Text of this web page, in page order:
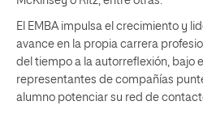
El EMBA impulsa el crecimiento y
avance en la propia carrera
del tiempo a la autorreflexión, bajo
representantes de compañías
alumno potenciar su red de